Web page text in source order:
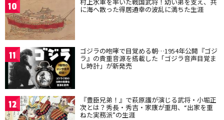
10 に海へ散った得居通幸の波乱に満ちた生涯
11 ゴジラの咆哮で目覚める朝…1954年公開『ゴジ
ラ』の貴重音源を搭載した「ゴジラ音声目覚ま
し時計」が新発売
12 『豊臣兄弟！』で萩原護が演じる武将・小堀正
次とは？秀長・秀吉・家康が重用、“出家を重
ねた実務派”の生涯